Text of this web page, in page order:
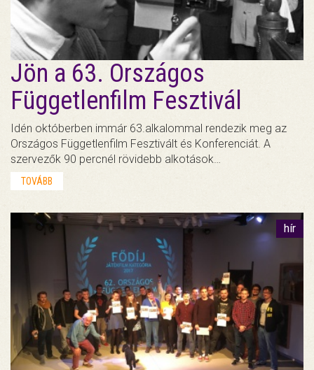
Jön a 63. Országos
Függetlenfilm Fesztivál
Idén októberben immár 63.alkalommal rendezik meg az
Országos Függetlenfilm Fesztivált és Konferenciát. A
szervezők 90 percnél rövidebb alkotások…
TOVÁBB
hír